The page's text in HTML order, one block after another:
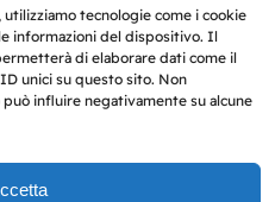
tecnologie come i cookie
informazioni del dispositivo. Il
di elaborare dati come il
unici su questo sito. Non
influire negativamente su alcune
presso il tribunale di